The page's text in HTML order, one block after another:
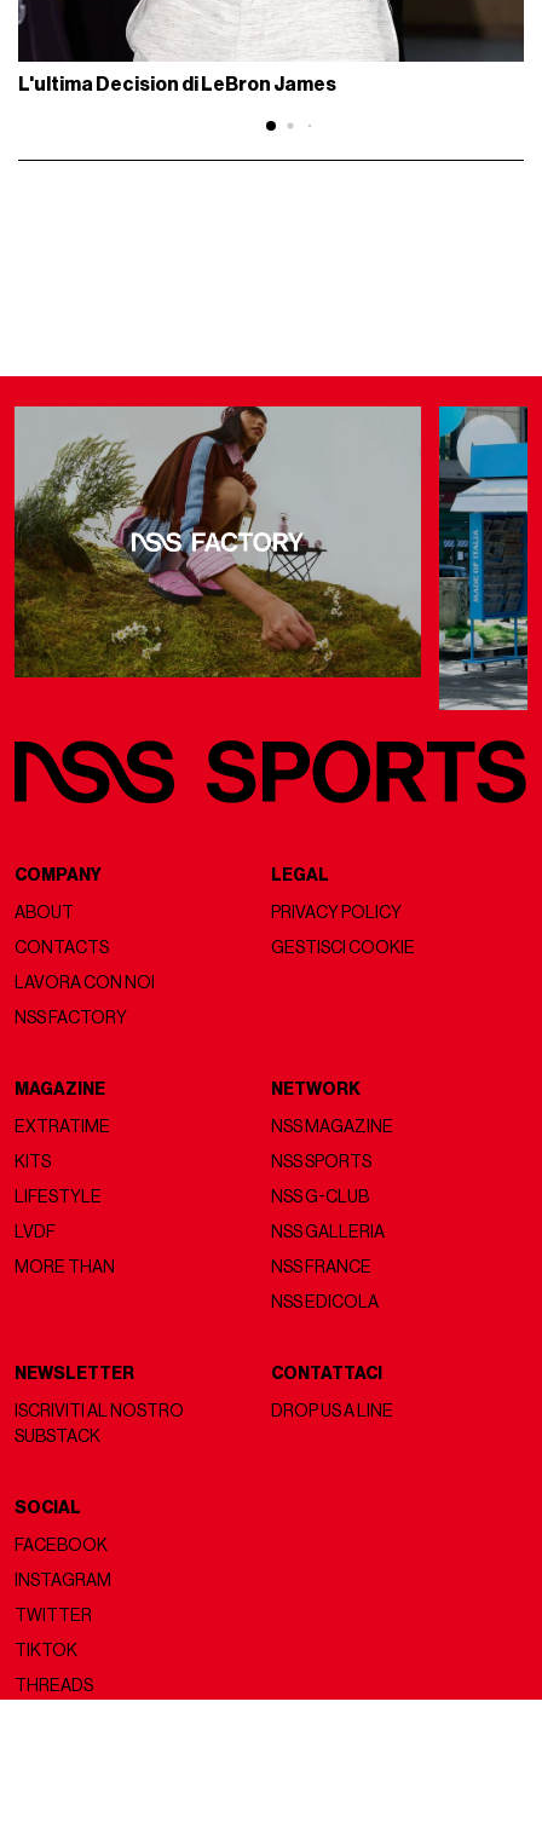
L'ultima Decision di LeBron James
COMPANY
ABOUT
CONTACTS
LAVORA CON NOI
NSS FACTORY
LEGAL
PRIVACY POLICY
GESTISCI COOKIE
MAGAZINE
EXTRATIME
KITS
LIFESTYLE
LVDF
MORE THAN
NETWORK
NSS MAGAZINE
NSS SPORTS
NSS G-CLUB
NSS GALLERIA
NSS FRANCE
NSS EDICOLA
NEWSLETTER
ISCRIVITI AL NOSTRO
SUBSTACK
CONTATTACI
DROP US A LINE
SOCIAL
FACEBOOK
INSTAGRAM
TWITTER
TIKTOK
THREADS